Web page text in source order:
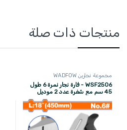
منتجات ذات صلة
مجموعة نجارين WADFOW
WSF2506 - فارة نجار نمرة 6 طول
45 سم مع شفرة عدد 2 موديل